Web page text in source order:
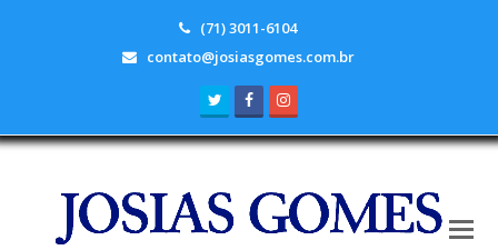
(71) 3011-6104
contato@josiasgomes.com.br
TwitterFacebook